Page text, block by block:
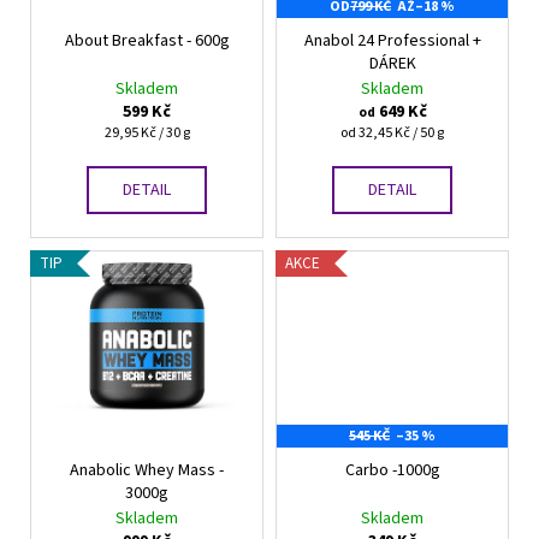
About Breakfast - 600g
Skladem
599 Kč
Měrná
29,95 Kč / 30 g
DETAIL
OD799 KČ AŽ–18 %
Anabol 24 Professional +
DÁREK
Skladem
od 649 Kč
Měrná
od 32,45 Kč / 50 g
DETAIL
TIP
Anabolic Whey Mass -
3000g
Skladem
AKCE
545 KČ –35 %
Carbo -1000g
Skladem